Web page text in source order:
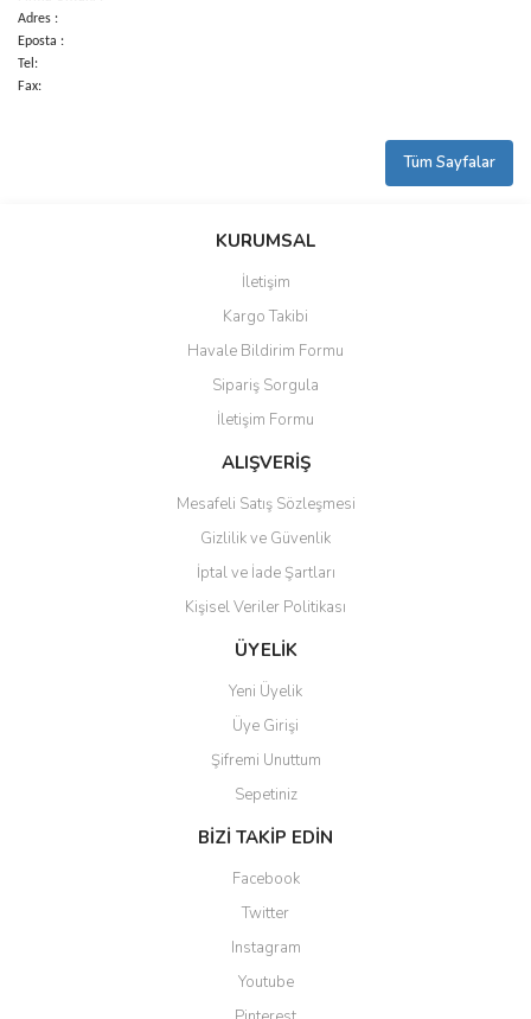
Adres :
Eposta :
Tel:
Fax:
Tüm Sayfalar
KURUMSAL
İletişim
Kargo Takibi
Havale Bildirim Formu
Sipariş Sorgula
İletişim Formu
ALIŞVERİŞ
Mesafeli Satış Sözleşmesi
Gizlilik ve Güvenlik
İptal ve İade Şartları
Kişisel Veriler Politikası
ÜYELİK
Yeni Üyelik
Üye Girişi
Şifremi Unuttum
Sepetiniz
BİZİ TAKİP EDİN
Facebook
Twitter
Instagram
Youtube